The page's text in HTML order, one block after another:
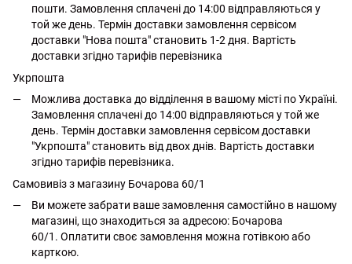
пошти. Замовлення сплачені до 14:00 відправляються у
той же день. Термін доставки замовлення сервісом
доставки "Нова пошта" становить 1-2 дня. Вартість
доставки згідно тарифів перевізника
Укрпошта
Можлива доставка до відділення в вашому місті по Україні.
Замовлення сплачені до 14:00 відправляються у той же
день. Термін доставки замовлення сервісом доставки
"Укрпошта" становить від двох днів. Вартість доставки
згідно тарифів перевізника.
Самовивіз з магазину Бочарова 60/1
Ви можете забрати ваше замовлення самостійно в нашому
магазині, що знаходиться за адресою: Бочарова
60/1. Оплатити своє замовлення можна готівкою або
карткою.